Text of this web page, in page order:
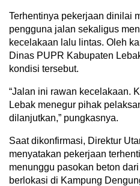
Terhentinya pekerjaan dinilai
pengguna jalan sekaligus
kecelakaan lalu lintas. Oleh
Dinas PUPR Kabupaten
kondisi tersebut.
“Jalan ini rawan kecelakaan.
Lebak menegur pihak
dilanjutkan,” pungkasnya.
Saat dikonfirmasi, Direktur
menyatakan pekerjaan
menunggu pasokan beton
berlokasi di Kampung